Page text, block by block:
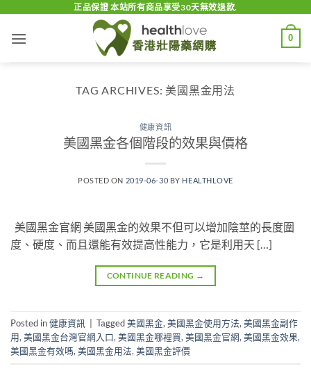
content
正品保證 本站所有商品享受30天無效退款.
0
TAG ARCHIVES: 美國黑金用法
健康資訊
美國黑金各個階段的效果與價格
POSTED ON 2019-06-30 BY HEALTHLOVE
美國黑金官網 美國黑金的效果不但可以增加陰莖的長度圍
度、硬度、而且還能有效提高性能力，它是利用天 […]
CONTINUE READING →
Posted in健康資訊 Tagged美國黑金, 美國黑金使用方法, 美國黑金副作
用, 美國黑金台灣官網入口, 美國黑金哪裡買, 美國黑金官網, 美國黑金效果,
美國黑金有效嗎, 美國黑金用法, 美國黑金評價